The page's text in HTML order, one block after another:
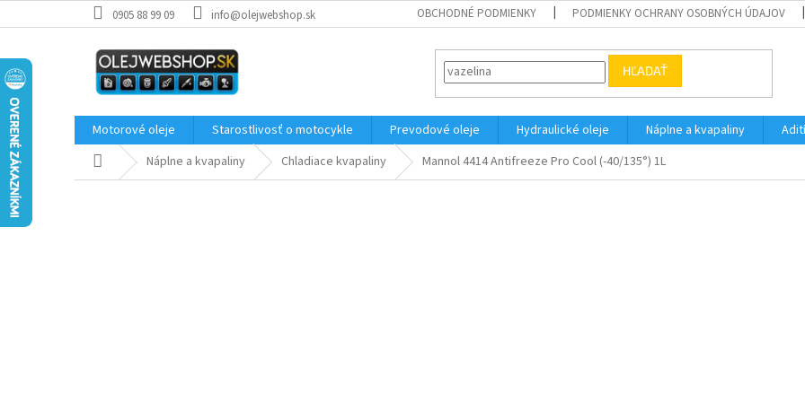
na
0905 88 99 09 info@olejwebshop.sk OBCHODNÉ PODMIENKY PODMIENKY OCHRANY OSOBNÝCH ÚDAJOV
HĽADAŤ
Motorové oleje Starostlivosť o motocykle Prevodové oleje Hydraulické oleje Náplne a kvapaliny
DomovNáplne a kvapaliny Chladiace kvapaliny Mannol 4414 Antifreeze Pro Cool (-40/135°) 1L